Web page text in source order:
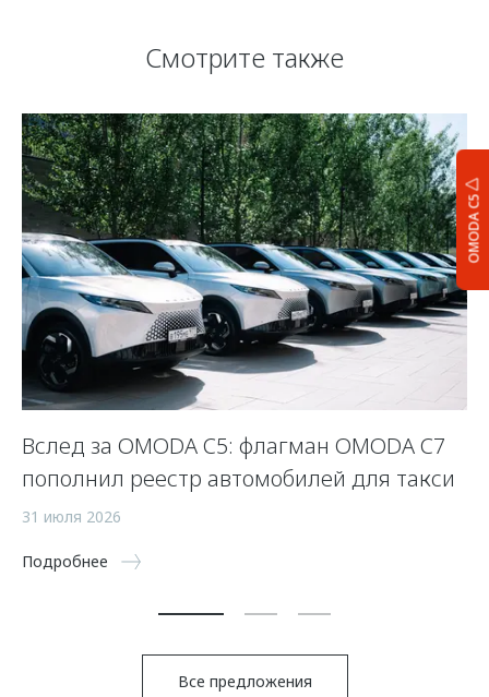
OMODA C5
Смотрите также
Вслед за OMODA C5: флагман OMODA C7
пополнил реестр автомобилей для такси
31 июля 2026
Подробнее
Все предложения